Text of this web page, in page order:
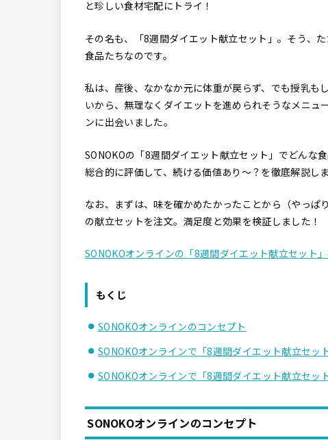
と珍しい食材宅配にトライ！
その名も、「8週間ダイエット献立セット」。そう、
食品たちなのです。
私は、産後、なかなか元に体重が戻らず、でも授乳
いから、無理なくダイエットを進められそうなメニュ
ンに出会いました。
SONOKOの「8週間ダイエット献立セット」でどんな
総合的に評価して、続ける価値あり〜？を徹底解説し
なお、まずは、味を確かめたかったことから（やっ
の献立セットを注文。満足度と効果を検証しました！
SONOKOオンラインの「8週間ダイエット献立セット
もくじ
SONOKOオンラインのコンセプト
SONOKOオンラインで「8週間ダイエット献立セ
SONOKOオンラインで「8週間ダイエット献立セッ
SONOKOオンラインのコンセプト